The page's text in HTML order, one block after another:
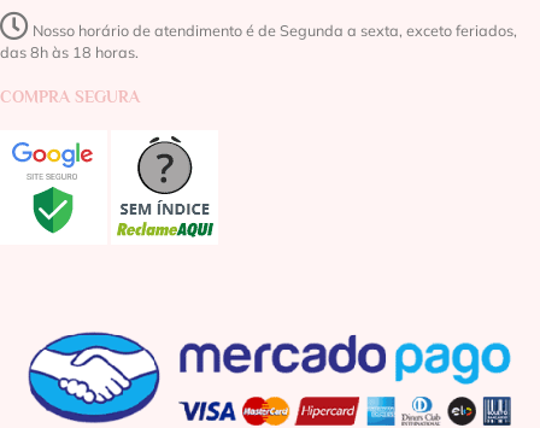
Nosso horário de atendimento é de Segunda a sexta, exceto feriados,
das 8h às 18 horas.
COMPRA SEGURA